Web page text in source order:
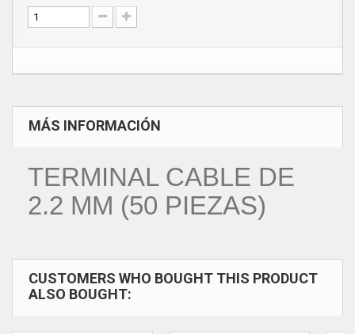
MÁS INFORMACIÓN
TERMINAL CABLE DE
2.2 MM (50 PIEZAS)
CUSTOMERS WHO BOUGHT THIS PRODUCT
ALSO BOUGHT: